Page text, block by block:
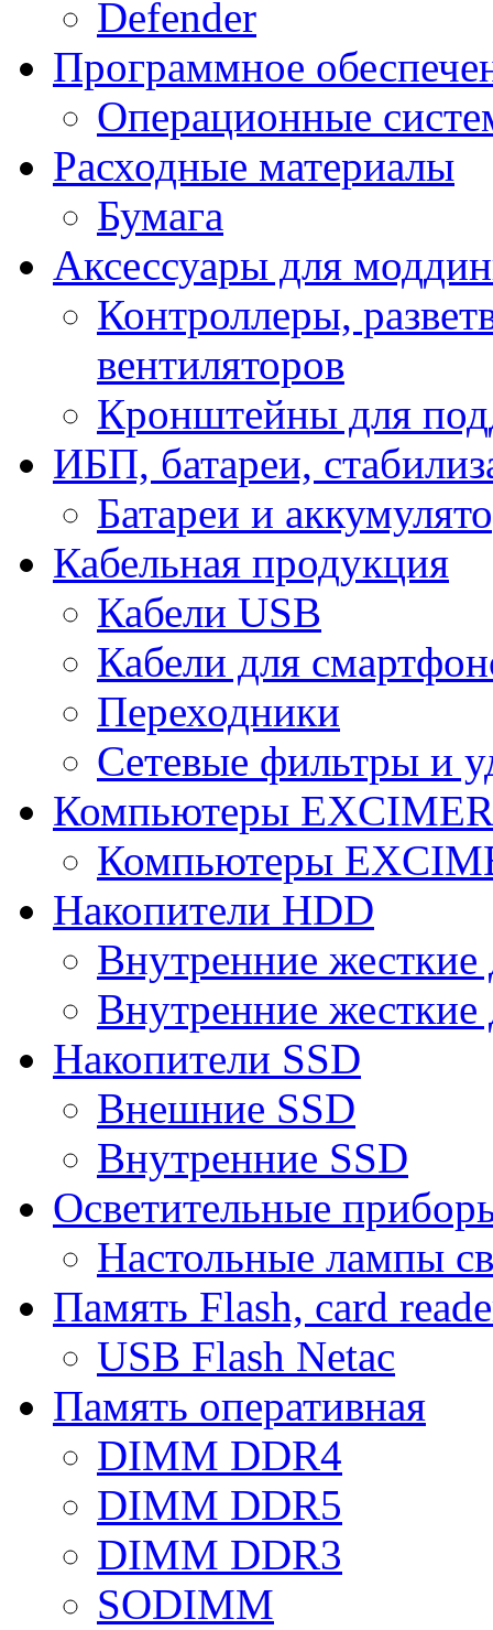
Defender
Программное
Операционные
Расходные материалы
Бумага
Аксессуары для
Контроллеры,
вентиляторов
Кронштейны для
ИБП, батареи,
Батареи и
Кабельная продукция
Кабели USB
Кабели для
Переходники
Сетевые фильтры и
Компьютеры
Компьютеры
Накопители HDD
Внутренние
Внутренние
Накопители SSD
Внешние SSD
Внутренние SSD
Осветительные
Настольные лампы
Память Flash, card
USB Flash Netac
Память оперативная
DIMM DDR4
DIMM DDR5
DIMM DDR3
SODIMM